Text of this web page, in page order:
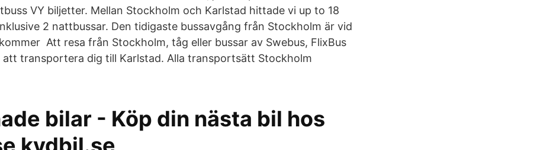
VY biljetter. Mellan Stockholm och Karlstad hittade vi up to 18
2 nattbussar. Den tidigaste bussavgång från Stockholm är vid
Att resa från Stockholm, tåg eller bussar av Swebus, FlixBus
att transportera dig till Karlstad. Alla transportsätt Stockholm
bilar - Köp din nästa bil hos